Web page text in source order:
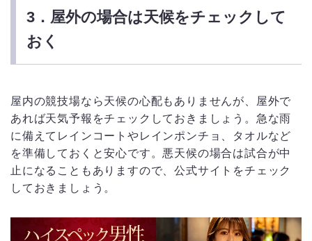
3．屋外の場合は天候をチェックして
おく
屋内の競技場なら天候の心配もありませんが、屋外で
あれば天気予報をチェックしておきましょう。急な雨
に備えてレインコートやレインポンチョ、タオルなど
を準備しておくと安心です。悪天候の場合は試合が中
止になることもありますので、公式サイトをチェック
しておきましょう。